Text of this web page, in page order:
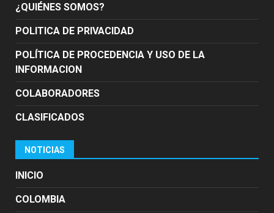
¿QUIÉNES SOMOS?
POLITICA DE PRIVACIDAD
POLÍTICA DE PROCEDENCIA Y USO DE LA
INFORMACION
COLABORADORES
CLASIFICADOS
NOTICIAS
INICIO
COLOMBIA